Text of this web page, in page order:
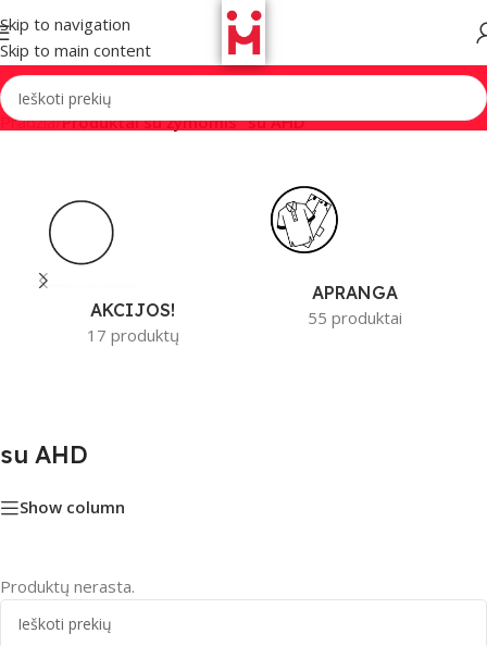
Skip to navigation
Skip to main content
Pradžia/Produktai su žymomis “su AHD”
AKCIJOS!
17 produktų
APRANGA
55 produktai
su AHD
Show column
Produktų nerasta.